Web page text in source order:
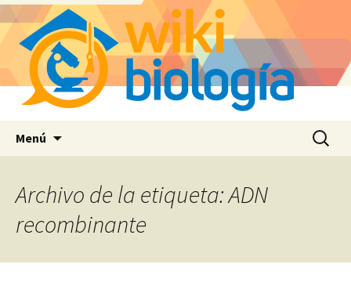
Menú Buscar:
Archivo de la etiqueta: ADN
recombinante